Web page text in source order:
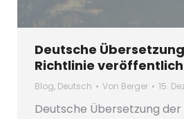
Deutsche
Richtlinie
Blog, Deutsch Von Berger 15.
Deutsche Übersetzung der